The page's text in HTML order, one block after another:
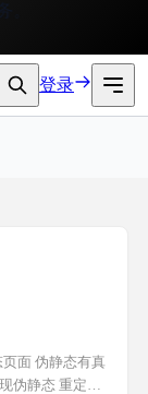
登录
面 伪静态有真
伪静态 重定向